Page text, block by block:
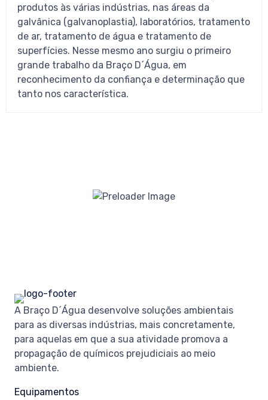
produtos às várias indústrias, nas áreas da
galvânica (galvanoplastia), laboratórios, tratamento
de ar, tratamento de água e tratamento de
superfícies. Nesse mesmo ano surgiu o primeiro
grande trabalho da Braço D´Água, em
reconhecimento da confiança e determinação que
tanto nos característica.
A Braço D´Água desenvolve soluções ambientais
para as diversas indústrias, mais concretamente,
para aquelas em que a sua atividade promova a
propagação de químicos prejudiciais ao meio
ambiente.
Equipamentos